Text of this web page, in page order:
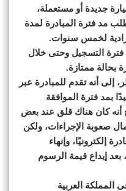
جديدة أو مستعملة،
مد فترة المبادرة لمدة
التسجيل وحتى خلال
بحالة ممتازة.
إلى أنه تقدم للمبادرة عبر
بمد فترة الموافقة
أنه كان هناك قلق عند بعض
صعوبة الإجراءات، ولكن
إلكترونيًا، وإنهاء
بعد إيداع قيمة الرسوم
العربية